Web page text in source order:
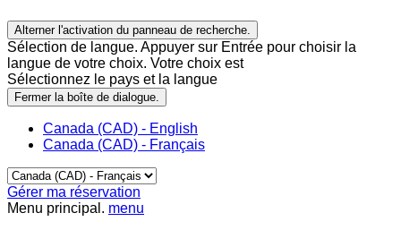
Alterner l'activation du panneau de recherche.
Sélection de langue. Appuyer sur Entrée pour choisir la
langue de votre choix. Votre choix est
Sélectionnez le pays et la langue
Fermer la boîte de dialogue.
Canada (CAD) - English
Canada (CAD) - Français
Gérer ma réservation
Menu principal. menu